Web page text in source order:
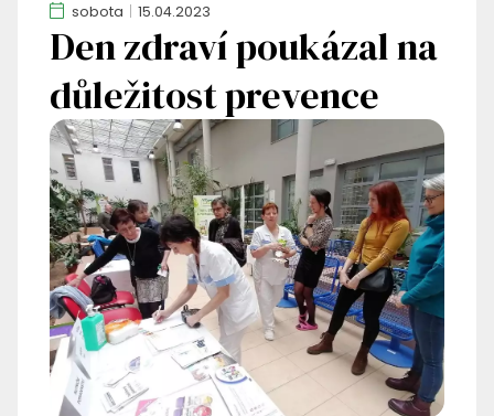
sobota 15.04.2023
Den zdraví poukázal na
důležitost prevence